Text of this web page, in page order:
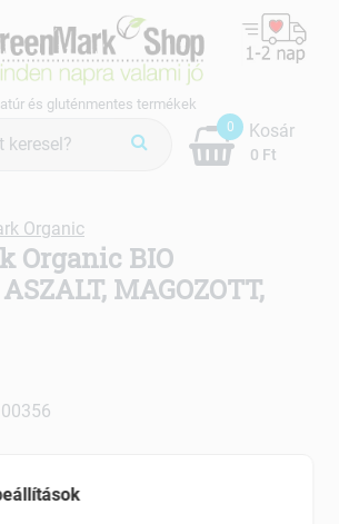
és gluténmentes termékek
0
0 Ft
Kosár
Organic
Organic BIO
MAGOZOTT,